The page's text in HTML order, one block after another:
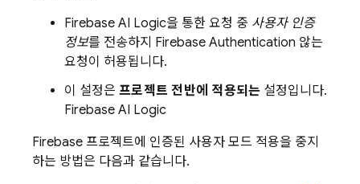
Firebase AI Logic을 통한 요청 중 사용자 인증
정보를 전송하지 Firebase Authentication 않는
요청이 허용됩니다.
이 설정은 프로젝트 전반에 적용되는 설정입니다.
Firebase AI Logic
Firebase 프로젝트에 인증된 사용자 모드 적용을 중지
하는 방법은 다음과 같습니다.